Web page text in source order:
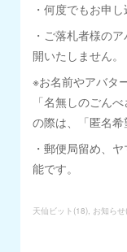
・何度でもお申
・ご落札者様の
開いたしません。
※お名前やアバタ
「名無しのごん
の際は、「匿名希
・郵便局留め、
能です。
天仙ビット (18) お知らせ(